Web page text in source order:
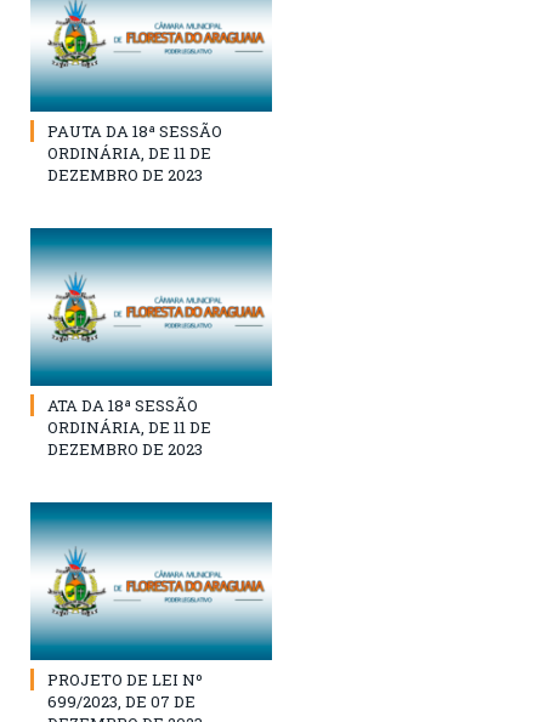
PAUTA DA 18ª SESSÃO
ORDINÁRIA, DE 11 DE
DEZEMBRO DE 2023
ATA DA 18ª SESSÃO
ORDINÁRIA, DE 11 DE
DEZEMBRO DE 2023
PROJETO DE LEI Nº
699/2023, DE 07 DE